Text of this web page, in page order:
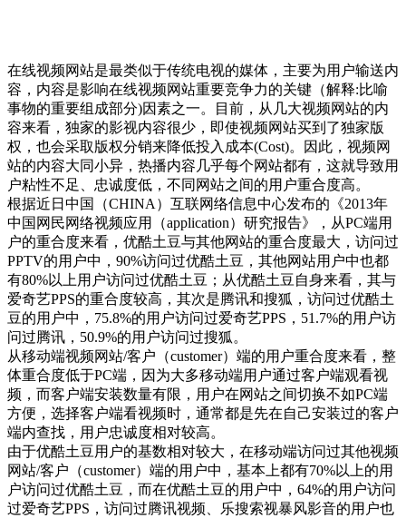
在线视频网站是最类似于传统电视的媒体，主要为用户输送内
容，内容是影响在线视频网站重要竞争力的关键（解释:比喻
事物的重要组成部分)因素之一。目前，从几大视频网站的内
容来看，独家的影视内容很少，即使视频网站买到了独家版
权，也会采取版权分销来降低投入成本(Cost)。因此，视频网
站的内容大同小异，热播内容几乎每个网站都有，这就导致用
户粘性不足、忠诚度低，不同网站之间的用户重合度高。
根据近日中国（CHINA）互联网络信息中心发布的《2013年
中国网民网络视频应用（application）研究报告》，从PC端用
户的重合度来看，优酷土豆与其他网站的重合度最大，访问过
PPTV的用户中，90%访问过优酷土豆，其他网站用户中也都
有80%以上用户访问过优酷土豆；从优酷土豆自身来看，其与
爱奇艺PPS的重合度较高，其次是腾讯和搜狐，访问过优酷土
豆的用户中，75.8%的用户访问过爱奇艺PPS，51.7%的用户访
问过腾讯，50.9%的用户访问过搜狐。
从移动端视频网站/客户（customer）端的用户重合度来看，整
体重合度低于PC端，因为大多移动端用户通过客户端观看视
频，而客户端安装数量有限，用户在网站之间切换不如PC端
方便，选择客户端看视频时，通常都是先在自己安装过的客户
端内查找，用户忠诚度相对较高。
由于优酷土豆用户的基数相对较大，在移动端访问过其他视频
网站/客户（customer）端的用户中，基本上都有70%以上的用
户访问过优酷土豆，而在优酷土豆的用户中，64%的用户访问
过爱奇艺PPS，访问过腾讯视频、乐搜索视暴风影音的用户也